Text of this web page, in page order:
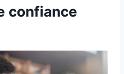
confiance